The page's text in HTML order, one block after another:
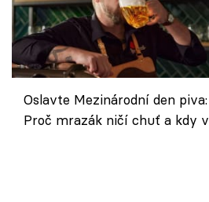
Oslavte Mezinárodní den piva:
Proč mrazák ničí chuť a kdy v